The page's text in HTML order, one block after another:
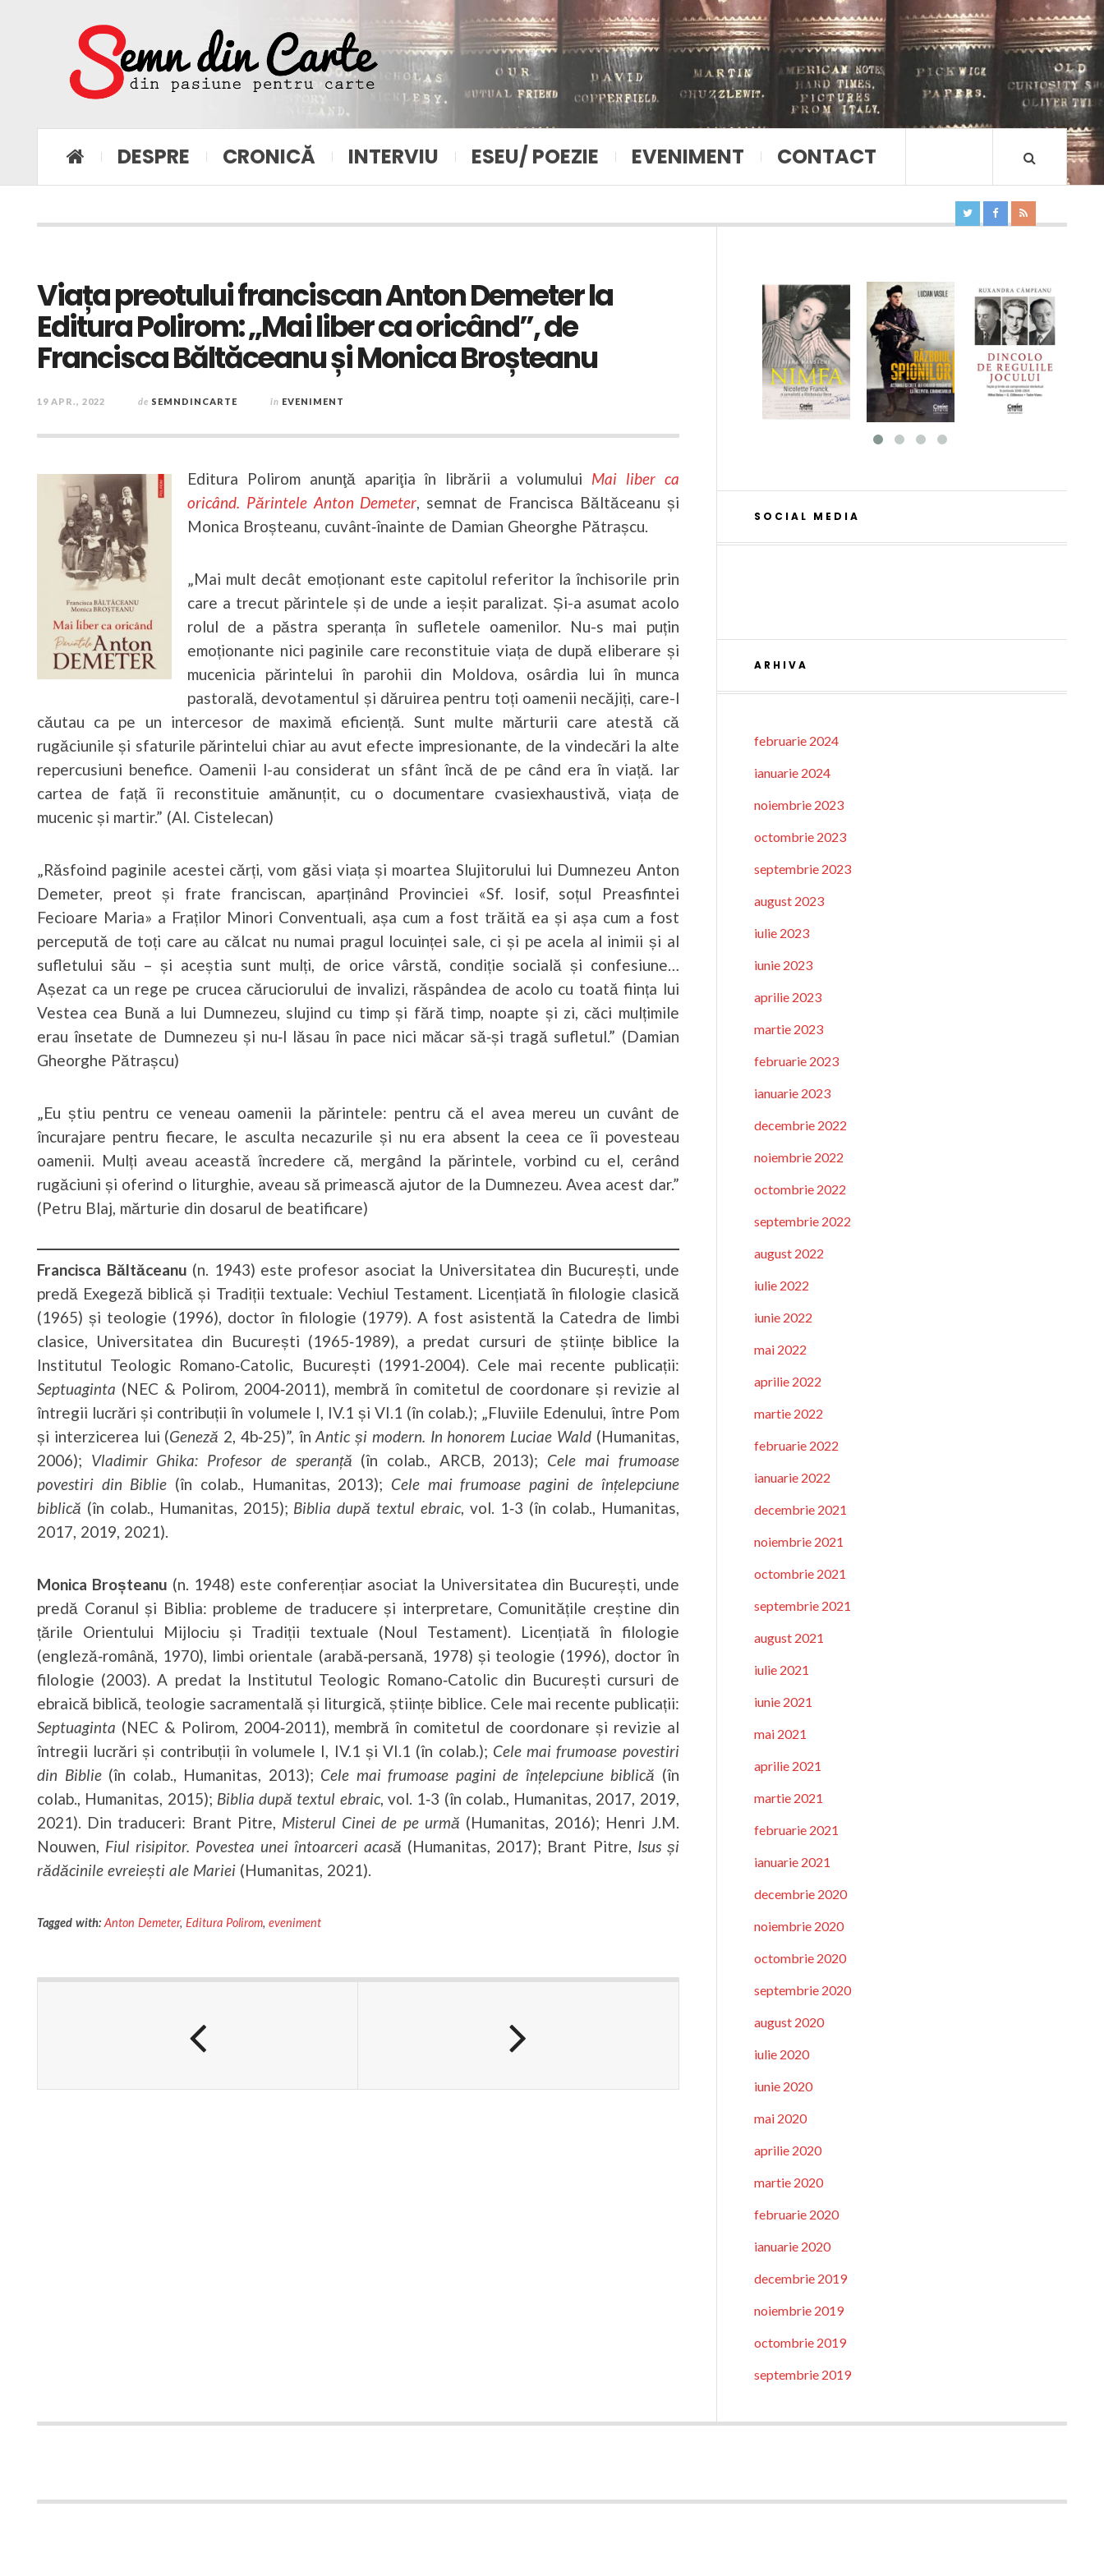
DESPRE CRONICĂ INTERVIU ESEU/ POEZIE EVENIMENT CONTACT
Viața preotului franciscan Anton Demeter la
Editura Polirom: „Mai liber ca oricând”, de
Francisca Băltăceanu și Monica Broșteanu
19 APR., 2022 de SEMNDINCARTE în EVENIMENT
Editura Polirom anunţă apariţia în librării a volumului Mai liber ca
oricând. Părintele Anton Demeter, semnat de Francisca Băltăceanu și
Monica Broșteanu, cuvânt‑înainte de Damian Gheorghe Pătrașcu.
„Mai mult decât emoționant este capitolul referitor la închisorile prin
care a trecut părintele și de unde a ieșit paralizat. Și-a asumat acolo
rolul de a păstra speranța în sufletele oamenilor. Nu-s mai puțin
emoționante nici paginile care reconstituie viața de după eliberare și
mucenicia părintelui în parohii din Moldova, osârdia lui în munca
pastorală, devotamentul și dăruirea pentru toți oamenii necăjiți, care-l
căutau ca pe un intercesor de maximă eficiență. Sunt multe mărturii care atestă că
rugăciunile și sfaturile părintelui chiar au avut efecte impresionante, de la vindecări la alte
repercusiuni benefice. Oamenii l-au considerat un sfânt încă de pe când era în viață. Iar
cartea de față îi reconstituie amănunțit, cu o documentare cvasiexhaustivă, viața de
mucenic și martir.” (Al. Cistelecan)
„Răsfoind paginile acestei cărți, vom găsi viața și moartea Slujitorului lui Dumnezeu Anton
Demeter, preot și frate franciscan, aparținând Provinciei «Sf. Iosif, soțul Preasfintei
Fecioare Maria» a Fraților Minori Conventuali, așa cum a fost trăită ea și așa cum a fost
percepută de toți care au călcat nu numai pragul locuinței sale, ci și pe acela al inimii și al
sufletului său – și aceștia sunt mulți, de orice vârstă, condiție socială și confesiune…
Așezat ca un rege pe crucea căruciorului de invalizi, răspândea de acolo cu toată ființa lui
Vestea cea Bună a lui Dumnezeu, slujind cu timp și fără timp, noapte și zi, căci mulțimile
erau însetate de Dumnezeu și nu‑l lăsau în pace nici măcar să‑și tragă sufletul.” (Damian
Gheorghe Pătrașcu)
„Eu știu pentru ce veneau oamenii la părintele: pentru că el avea mereu un cuvânt de
încurajare pentru fiecare, le asculta necazurile și nu era absent la ceea ce îi povesteau
oamenii. Mulți aveau această încredere că, mergând la părintele, vorbind cu el, cerând
rugăciuni și oferind o liturghie, aveau să primească ajutor de la Dumnezeu. Avea acest dar.”
(Petru Blaj, mărturie din dosarul de beatificare)
Francisca Băltăceanu (n. 1943) este profesor asociat la Universitatea din București, unde
predă Exegeză biblică și Tradiții textuale: Vechiul Testament. Licențiată în filologie clasică
(1965) și teologie (1996), doctor în filologie (1979). A fost asistentă la Catedra de limbi
clasice, Universitatea din București (1965‑1989), a predat cursuri de științe biblice la
Institutul Teologic Romano‑Catolic, București (1991‑2004). Cele mai recente publicații:
Septuaginta (NEC & Polirom, 2004‑2011), membră în comitetul de coordonare și revizie al
întregii lucrări și contribuții în volumele I, IV.1 și VI.1 (în colab.); „Fluviile Edenului, între Pom
și interzicerea lui (Geneză 2, 4b‑25)”, înAntic și modern. In honorem Luciae Wald (Humanitas,
2006); Vladimir Ghika: Profesor de speranță (în colab., ARCB, 2013); Cele mai frumoase
povestiri din Biblie (în colab., Humanitas, 2013); Cele mai frumoase pagini de înțelepciune
biblică (în colab., Humanitas, 2015); Biblia după textul ebraic, vol. 1‑3 (în colab., Humanitas,
2017, 2019, 2021).
Monica Broșteanu (n. 1948) este conferențiar asociat la Universitatea din București, unde
predă Coranul și Biblia: probleme de traducere și interpretare, Comunitățile creștine din
țările Orientului Mijlociu și Tradiții textuale (Noul Testament). Licențiată în filologie
(engleză‑română, 1970), limbi orientale (arabă‑persană, 1978) și teologie (1996), doctor în
filologie (2003). A predat la Institutul Teologic Romano‑Catolic din București cursuri de
ebraică biblică, teologie sacramentală și liturgică, științe biblice. Cele mai recente publicații:
Septuaginta (NEC & Polirom, 2004‑2011), membră în comitetul de coordonare și revizie al
întregii lucrări și contribuții în volumele I, IV.1 și VI.1 (în colab.); Cele mai frumoase povestiri
din Biblie (în colab., Humanitas, 2013); Cele mai frumoase pagini de înțelepciune biblică (în
colab., Humanitas, 2015); Biblia după textul ebraic, vol. 1‑3 (în colab., Humanitas, 2017, 2019,
2021). Din traduceri: Brant Pitre, Misterul Cinei de pe urmă (Humanitas, 2016); Henri J.M.
Nouwen, Fiul risipitor. Povestea unei întoarceri acasă (Humanitas, 2017); Brant Pitre, Isus și
rădăcinile evreiești ale Mariei (Humanitas, 2021).
Tagged with: Anton Demeter, Editura Polirom, eveniment
SOCIAL MEDIA
ARHIVA
februarie 2024
ianuarie 2024
noiembrie 2023
octombrie 2023
septembrie 2023
august 2023
iulie 2023
iunie 2023
aprilie 2023
martie 2023
februarie 2023
ianuarie 2023
decembrie 2022
noiembrie 2022
octombrie 2022
septembrie 2022
august 2022
iulie 2022
iunie 2022
mai 2022
aprilie 2022
martie 2022
februarie 2022
ianuarie 2022
decembrie 2021
noiembrie 2021
octombrie 2021
septembrie 2021
august 2021
iulie 2021
iunie 2021
mai 2021
aprilie 2021
martie 2021
februarie 2021
ianuarie 2021
decembrie 2020
noiembrie 2020
octombrie 2020
septembrie 2020
august 2020
iulie 2020
iunie 2020
mai 2020
aprilie 2020
martie 2020
februarie 2020
ianuarie 2020
decembrie 2019
noiembrie 2019
octombrie 2019
septembrie 2019